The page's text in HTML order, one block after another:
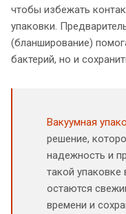
чтобы избежать
упаковки.
(бланширование)
бактерий, но и
Вакуумная
решение,
надежность и
такой упаковке
остаются
времени и